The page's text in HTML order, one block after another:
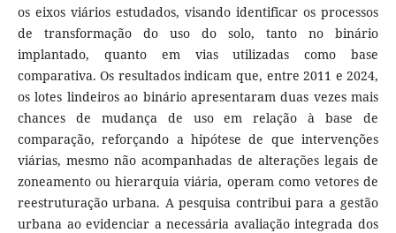
os eixos viários estudados, visando identificar os processos
de transformação do uso do solo, tanto no binário
implantado, quanto em vias utilizadas como base
comparativa. Os resultados indicam que, entre 2011 e 2024,
os lotes lindeiros ao binário apresentaram duas vezes mais
chances de mudança de uso em relação à base de
comparação, reforçando a hipótese de que intervenções
viárias, mesmo não acompanhadas de alterações legais de
zoneamento ou hierarquia viária, operam como vetores de
reestruturação urbana. A pesquisa contribui para a gestão
urbana ao evidenciar a necessária avaliação integrada dos